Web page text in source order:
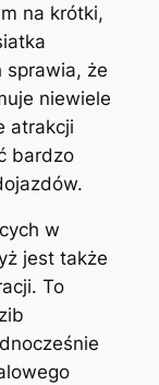
na krótki,
sprawia, że
niewiele
atrakcji
bardzo
w
jest także
To